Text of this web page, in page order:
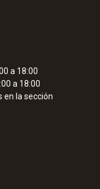
a 18:00
a 18:00
en la sección